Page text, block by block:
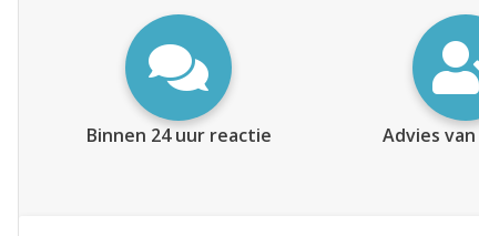
Binnen 24 uur reactie Advies